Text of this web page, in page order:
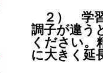
２） 学習
調子が違う
ください。
に大きく延